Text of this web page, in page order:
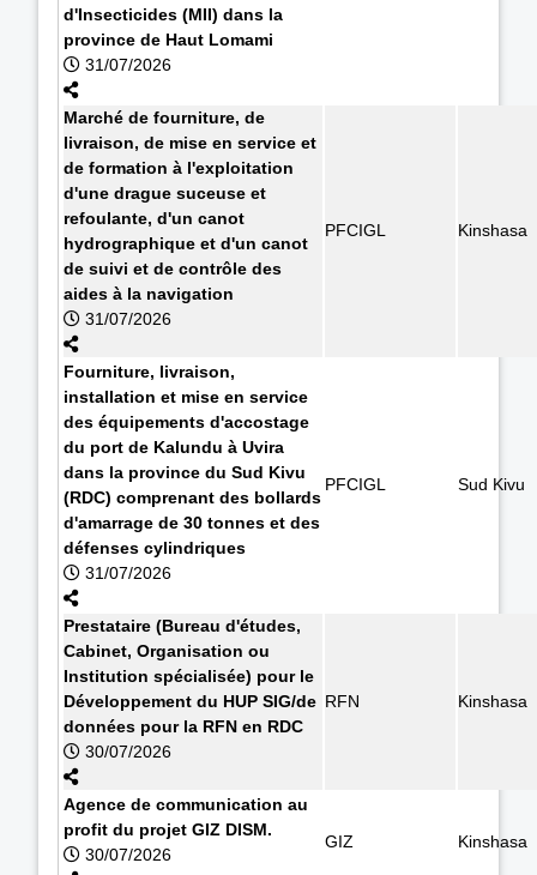
d'Insecticides (MII) dans la
province de Haut Lomami
31/07/2026
Marché de fourniture, de
livraison, de mise en service et
de formation à l'exploitation
d'une drague suceuse et
refoulante, d'un canot
hydrographique et d'un canot
de suivi et de contrôle des
aides à la navigation
31/07/2026
PFCIGL Kinshasa
Fourniture, livraison,
installation et mise en service
des équipements d'accostage
du port de Kalundu à Uvira
dans la province du Sud Kivu
(RDC) comprenant des bollards
d'amarrage de 30 tonnes et des
défenses cylindriques
31/07/2026
PFCIGL Sud Kivu
Prestataire (Bureau d'études,
Cabinet, Organisation ou
Institution spécialisée) pour le
Développement du HUP SIG/de
données pour la RFN en RDC
30/07/2026
RFN Kinshasa
Agence de communication au
profit du projet GIZ DISM.
30/07/2026
GIZ Kinshasa